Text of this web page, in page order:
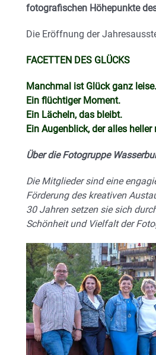
fotografischen Höhepunkte
Die Eröffnung der
FACETTEN DES GLÜCKS
Manchmal ist Glück ganz leise.
Ein flüchtiger Moment.
Ein Lächeln, das bleibt.
Ein Augenblick, der alles heller
Über die Fotogruppe
Die Mitglieder sind eine
Förderung des kreativen
30 Jahren setzen sie sich
Schönheit und Vielfalt der